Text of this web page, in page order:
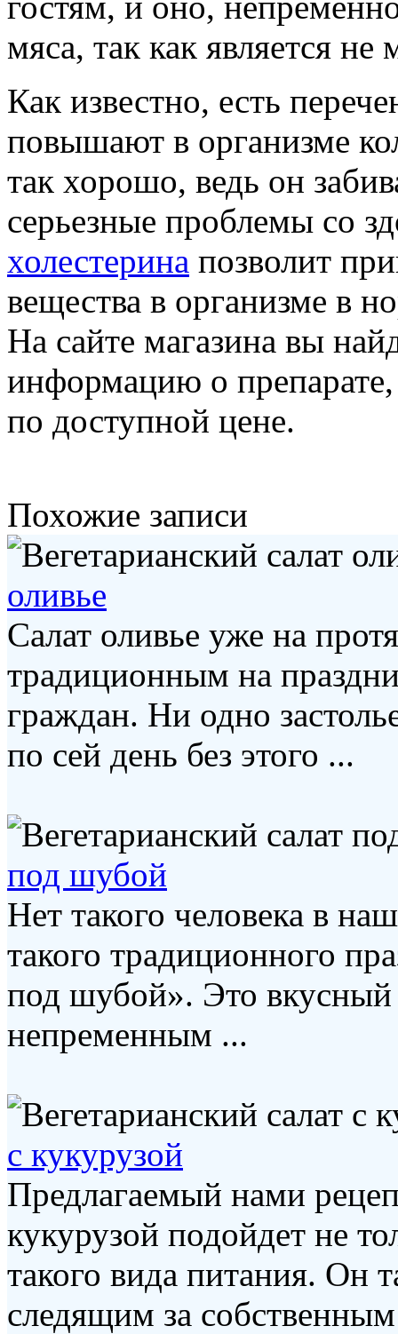
мяса, так как является
Как известно, есть
повышают в организме
так хорошо, ведь он
серьезные проблемы со
холестерина позволит
вещества в организме в
На сайте магазина вы
информацию о препарате,
по доступной цене.
Похожие записи
оливье
Салат оливье уже на
традиционным на
граждан. Ни одно
по сей день без этого ...
под шубой
Нет такого человека в
такого традиционного
под шубой». Это вкусный
непременным ...
с кукурузой
Предлагаемый нами
кукурузой подойдет не
такого вида питания. Он
следящим за